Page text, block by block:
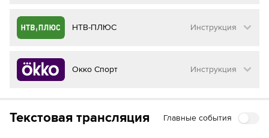
Как смотреть бесплатно трансляцию матча
Матч ТВ
Инструкция
Перейдите на сайт МАТЧ ТВ
Далее нажмите на «Создать учетную запись в
НТВ-ПЛЮС Инструкция
Как смотреть бесплатно трансляцию матча
на НТВ ПЛЮС
Перейдите на сайт НТВ ПЛЮС
Окко Спорт Инструкция
на Окко ТВ
Текстовая трансляция Главные события